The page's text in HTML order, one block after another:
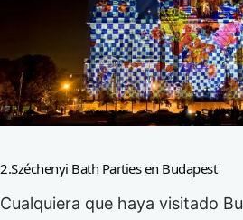
2.Széchenyi Bath Parties en Budapest
Cualquiera que haya visitado